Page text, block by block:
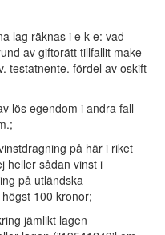
lag räknas i e k e: vad
av giftorätt tillfallit make
testatnente. fördel av oskift
lös egendom i andra fall
på här i riket
heller sådan vinst i
på utländska
100 kronor;
jämlikt lagen